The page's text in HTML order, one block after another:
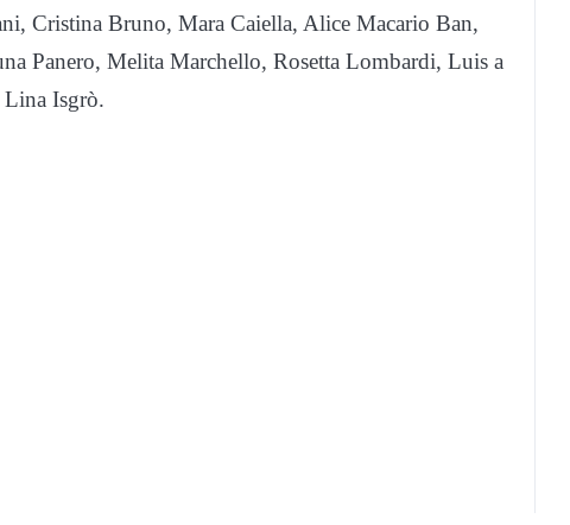
Cristina Bruno, Mara Caiella, Alice Macario Ban,
Panero, Melita Marchello, Rosetta Lombardi, Luis a
Isgrò.